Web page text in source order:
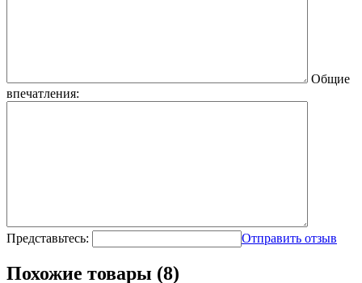
Общие
впечатления:
Представьтесь: Отправить отзыв
Похожие товары (8)